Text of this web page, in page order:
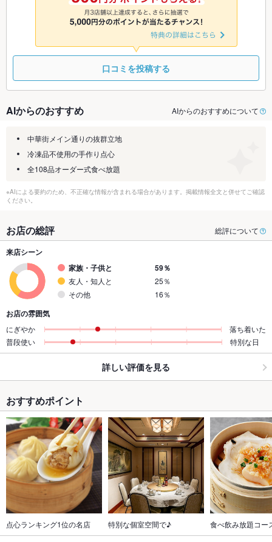
9/7
◎
9/8
◎
9/9
◎
9/10
口コミを投稿する
AIからのおすすめ AIからのおすすめについて
中華街メイン通りの抜群立地
冷凍品不使用の手作り点心
全108品オーダー式食べ放題
※AIによる要約のため、不正確な情報が含まれる場合があります。掲載情報全文と併せてご確認
ください。
お店の総評 総評について
来店シーン
家族・子供と
59％
友人・知人と
25％
その他
16％
お店の雰囲気
にぎやか
落ち着いた
普段使い
特別な日
詳しい評価を見る
おすすめポイント
点心ランキング1位の名店 特別な個室空間で♪ 食べ飲み放題コー